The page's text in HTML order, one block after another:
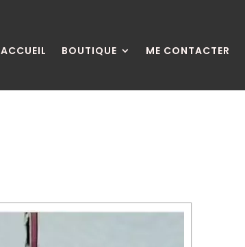
ACCUEIL BOUTIQUE ME CONTACTER